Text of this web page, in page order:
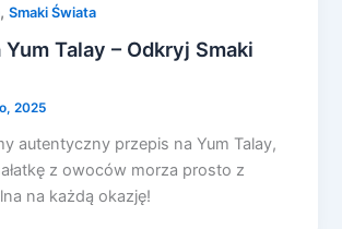
,Smaki Świata
Talay – Odkryj Smaki
2025
autentyczny przepis na Yum Talay,
z owoców morza prosto z
na każdą okazję!